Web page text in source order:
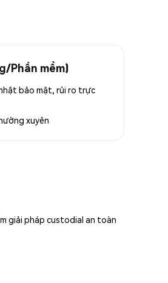
Phần mềm)
bảo mật, rủi ro trực
xuyên
giải pháp custodial an toàn